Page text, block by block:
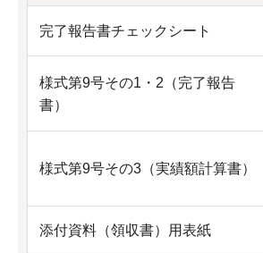
完了報告書チェックシート
様式第9号その1・2（完了報告
書）
様式第9号その3（実績額計算書）
添付資料（領収書）用表紙